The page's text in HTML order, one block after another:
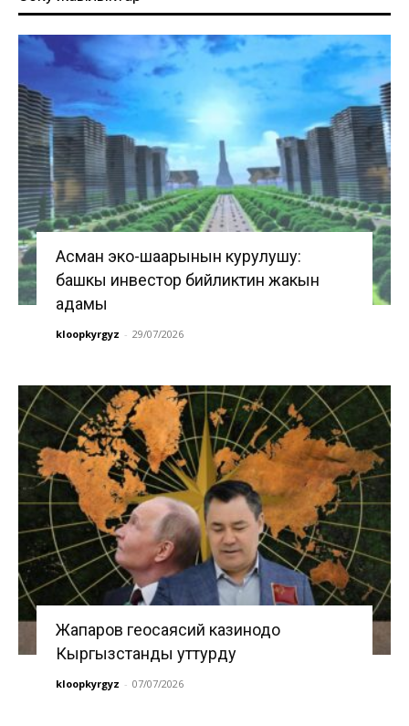
Асман эко-шаарынын курулушу:
башкы инвестор бийликтин жакын
адамы
kloopkyrgyz - 29/07/2026
Жапаров геосаясий казинодо
Кыргызстанды уттурду
kloopkyrgyz - 07/07/2026